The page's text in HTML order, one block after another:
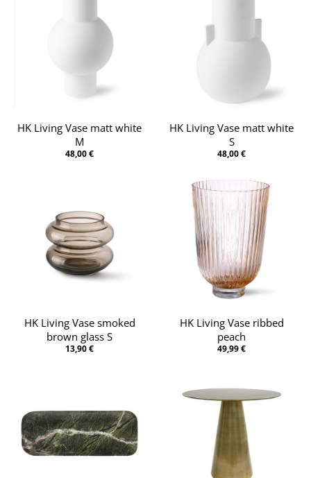
HK Living Vase matt white
M
48,00 €
HK Living Vase matt white
S
48,00 €
HK Living Vase smoked
brown glass S
13,90 €
HK Living Vase ribbed
peach
49,99 €